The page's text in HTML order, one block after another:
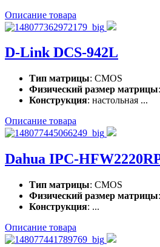
Описание товара
D-Link DCS-942L
Тип матрицы: CMOS
Физический размер матрицы
Конструкция: настольная ...
Описание товара
Dahua IPC-
Тип матрицы: CMOS
Физический размер матрицы
Конструкция: ...
Описание товара